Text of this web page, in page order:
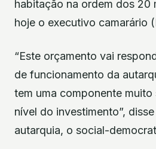
habitação na ordem dos 20
hoje o executivo camarário
“Este orçamento vai
de funcionamento da
tem uma componente
nível do investimento”,
autarquia, o social-